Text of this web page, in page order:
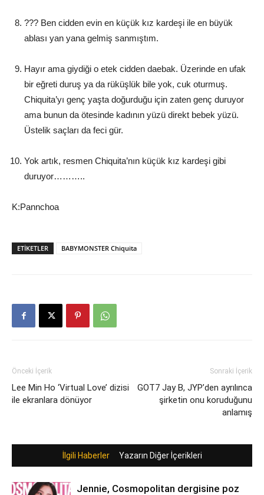
??? Ben cidden evin en küçük kız kardeşi ile en büyük
ablası yan yana gelmiş sanmıştım.
Hayır ama giydiği o etek cidden daebak. Üzerinde en ufak
bir eğreti duruş ya da rüküşlük bile yok, cuk oturmuş.
Chiquita’yı genç yaşta doğurduğu için zaten genç duruyor
ama bunun da ötesinde kadının yüzü direkt bebek yüzü.
Üstelik saçları da feci gür.
Yok artık, resmen Chiquita’nın küçük kız kardeşi gibi
duruyor………..
K:Pannchoa
ETIKETLER BABYMONSTER Chiquita
Önceki İçerik
Lee Min Ho ‘Virtual Love’ dizisi
ile ekranlara dönüyor
Sonraki İçerik
GOT7 Jay B, JYP’den ayrılınca
şirketin onu koruduğunu
anlamış
İlgili Haberler Yazarın Diğer İçerikleri
Jennie, Cosmopolitan dergisine poz